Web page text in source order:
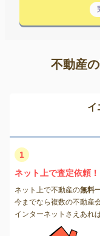
不動産
イ
1
ネット上で査定依頼！
ネット上で不動産の無料
今までなら複数の不動産
インターネットさえあれ